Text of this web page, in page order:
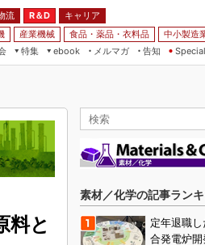
流 R＆D
キャリア
産業機械 食品・薬品・衣料品
中小製造
特集
ebook
メルマガ
告知 Special
料と
素材／化学の記事ラン
定年退職
合発電炉開